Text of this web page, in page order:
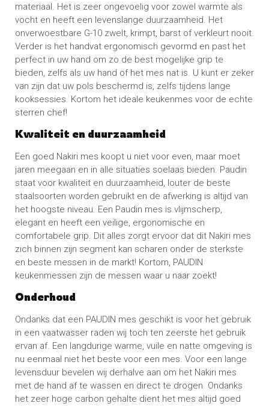
materiaal. Het is zeer ongevoelig voor zowel warmte als
vocht en heeft een levenslange duurzaamheid. Het
onverwoestbare G-10 zwelt, krimpt, barst of verkleurt nooit.
Verder is het handvat ergonomisch gevormd en past het
perfect in uw hand om zo de best mogelijke grip te
bieden, zelfs als uw hand of het mes nat is. U kunt er zeker
van zijn dat uw pols beschermd is, zelfs tijdens lange
kooksessies. Kortom het ideale keukenmes voor de echte
sterren chef!
Kwaliteit en duurzaamheid
Een goed Nakiri mes koopt u niet voor even, maar moet
jaren meegaan en in alle situaties soelaas bieden. Paudin
staat voor kwaliteit en duurzaamheid, louter de beste
staalsoorten worden gebruikt en de afwerking is altijd van
het hoogste niveau. Een Paudin mes is vlijmscherp,
elegant en heeft een veilige, ergonomische en
comfortabele grip. Dit alles zorgt ervoor dat dit Nakiri mes
zich binnen zijn segment kan scharen onder de sterkste
en beste messen in de markt! Kortom, PAUDIN
keukenmessen zijn de messen waar u naar zoekt!
Onderhoud
Ondanks dat een PAUDIN mes geschikt is voor het gebruik
in een vaatwasser raden wij toch ten zeerste het gebruik
ervan af. Een langdurige warme, vuile en natte omgeving is
nu eenmaal niet het beste voor een mes. Voor een lange
levensduur bevelen wij derhalve aan om het Nakiri mes
met de hand af te wassen en direct te drogen. Ondanks
het zeer hoge carbon gehalte dient het mes altijd goed